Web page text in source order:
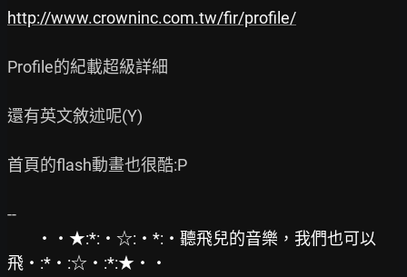
http://www.crowninc.com.tw/fir/profile/
Profile的紀載超級詳細
還有英文敘述呢(Y)
首頁的flash動畫也很酷:P
‧‧★:*:‧☆:‧*:‧聽飛兒的音樂，我們也可以
飛‧:*‧:☆‧:*:★‧‧